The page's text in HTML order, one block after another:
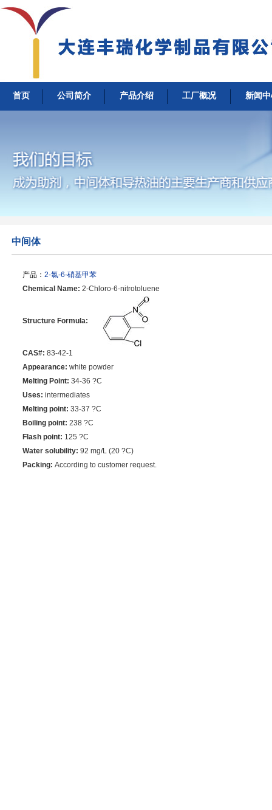
首页 公司简介 产品介绍 工厂概况 新闻
中间体
产品： 2-氯-6-硝基甲苯
Chemical Name: 2-Chloro-6-nitrotoluene
Structure Formula:
CAS#: 83-42-1
Appearance: white powder
Melting Point: 34-36 ?C
Uses: intermediates
Melting point: 33-37 ?C
Boiling point: 238 ?C
Flash point: 125 ?C
Water solubility: 92 mg/L (20 ?C)
Packing: According to customer request.